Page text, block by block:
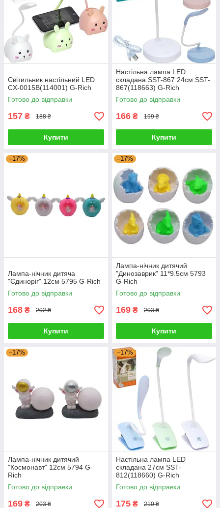
Світильник настільний LED
CX-0015B(114001) G-Rich
Готово до відправки
157 ₴ 188 ₴
Купити
Настільна лампа LED
складана SST-867 24см SST-
867(118663) G-Rich
Готово до відправки
166 ₴ 199 ₴
Купити
–17%
Лампа-нічник дитяча
"Єдиноріг" 12см 5795 G-Rich
Готово до відправки
168 ₴ 202 ₴
Купити
–17%
Лампа-нічник дитячий
"Динозаврик" 11*9.5см 5793
G-Rich
Готово до відправки
169 ₴ 203 ₴
Купити
–17%
Лампа-нічник дитячий
"Космонавт" 12см 5794 G-
Rich
Готово до відправки
169 ₴ 203 ₴
–17%
Настільна лампа LED
складана 27см SST-
812(118660) G-Rich
Готово до відправки
175 ₴ 210 ₴